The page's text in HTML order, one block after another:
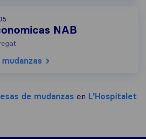
NAB
de mudanzas en L'Hospitalet